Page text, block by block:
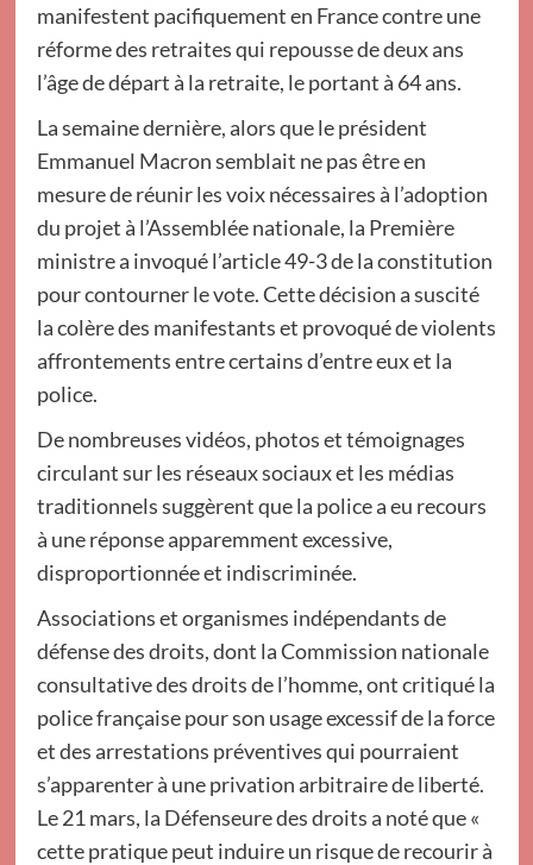
manifestent pacifiquement en France contre une
réforme des retraites qui repousse de deux ans
l’âge de départ à la retraite, le portant à 64 ans.
La semaine dernière, alors que le président
Emmanuel Macron semblait ne pas être en
mesure de réunir les voix nécessaires à l’adoption
du projet à l’Assemblée nationale, la Première
ministre a invoqué l’article 49-3 de la constitution
pour contourner le vote. Cette décision a suscité
la colère des manifestants et provoqué de violents
affrontements entre certains d’entre eux et la
police.
De nombreuses vidéos, photos et témoignages
circulant sur les réseaux sociaux et les médias
traditionnels suggèrent que la police a eu recours
à une réponse apparemment excessive,
disproportionnée et indiscriminée.
Associations et organismes indépendants de
défense des droits, dont la Commission nationale
consultative des droits de l’homme, ont critiqué la
police française pour son usage excessif de la force
et des arrestations préventives qui pourraient
s’apparenter à une privation arbitraire de liberté.
Le 21 mars, la Défenseure des droits a noté que «
cette pratique peut induire un risque de recourir à